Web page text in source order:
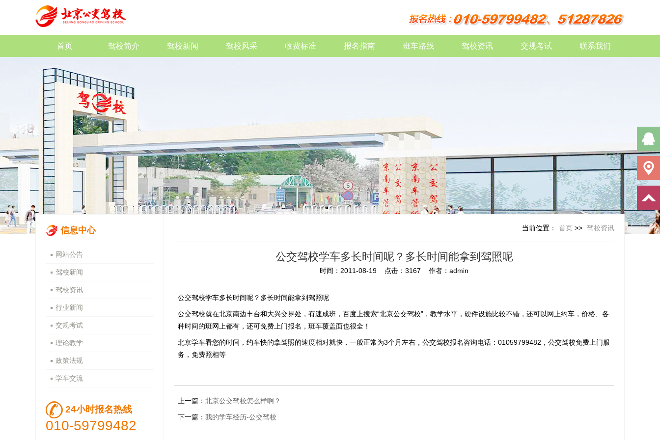
首页 驾校简介 驾校新闻 驾校风采 收费标准 报名指南 班车路线 驾校资讯 交规考试 联系我们
信息中心
网站公告
驾校新闻
驾校资讯
行业新闻
交规考试
理论教学
政策法规
学车交流
24小时报名热线
010-59799482
当前位置： 首页 >> 驾校资讯
公交驾校学车多长时间呢？多长时间能拿到驾照呢
时间：2011-08-19 点击：3167 作者：admin
公交驾校学车多长时间呢？多长时间能拿到驾照呢
公交驾校就在北京南边丰台和大兴交界处，有速成班，百度上搜索“北京公交驾校”，教学水平，硬件设施比较不错，还可以网上约车，价格、各
种时间的班网上都有，还可免费上门报名，班车覆盖面也很全！
北京学车看您的时间，约车快的拿驾照的速度相对就快，一般正常为3个月左右，公交驾校报名咨询电话：01059799482，公交驾校免费上门服
务，免费照相等
上一篇： 北京公交驾校怎么样啊？
下一篇： 我的学车经历-公交驾校